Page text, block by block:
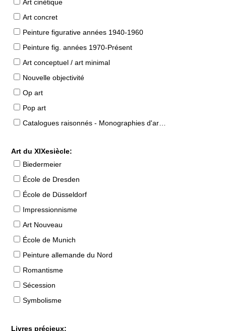
Art cinétique
Art concret
Peinture figurative années 1940-1960
Peinture fig. années 1970-Présent
Art conceptuel / art minimal
Nouvelle objectivité
Op art
Pop art
Catalogues raisonnés - Monographies d'artistes
Art du XIXesiècle:
Biedermeier
École de Dresden
École de Düsseldorf
Impressionnisme
Art Nouveau
École de Munich
Peinture allemande du Nord
Romantisme
Sécession
Symbolisme
Livres précieux: